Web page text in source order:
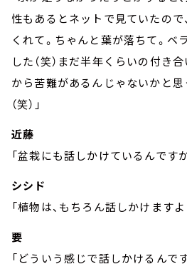
性もあるとネットで見ていたので
くれて。ちゃんと葉が落ちて。ベ
した（笑）まだ半年くらいの付き合
から苦難があるんじゃないかと
（笑）」
近藤
「盆栽にも話しかけているんですか
シシド
「植物は、もちろん話しかけますよ
要
「どういう感じで話しかけるんです